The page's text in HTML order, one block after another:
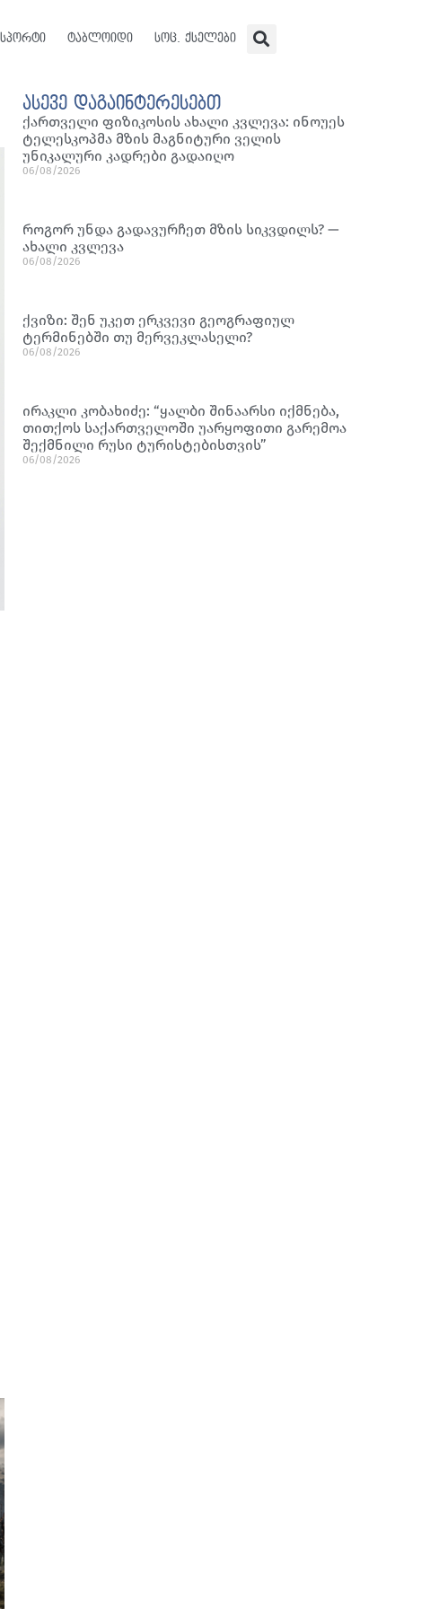
სპორტი ტაბლოიდი სოც. ქსელები
ასევე დაგაინტერესებთ
ქართველი ფიზიკოსის ახალი კვლევა: ინოუეს
ტელესკოპმა მზის მაგნიტური ველის
უნიკალური კადრები გადაიღო
06/08/2026
როგორ უნდა გადავურჩეთ მზის სიკვდილს? —
ახალი კვლევა
06/08/2026
ქვიზი: შენ უკეთ ერკვევი გეოგრაფიულ
ტერმინებში თუ მერვეკლასელი?
06/08/2026
ირაკლი კობახიძე: “ყალბი შინაარსი იქმნება,
თითქოს საქართველოში უარყოფითი გარემოა
შექმნილი რუსი ტურისტებისთვის”
06/08/2026